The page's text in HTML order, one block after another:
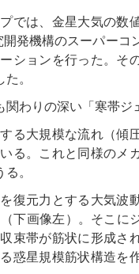
では、金星大気の数
発機構のスーパーコ
ションを行った。そ
。
わりの深い「寒帯ジ
る大規模な流れ（傾
る。これと同様のメ
。
復元力とする大気波
下画像左）。そこに
束帯が筋状に形成さ
惑星規模筋状構造を